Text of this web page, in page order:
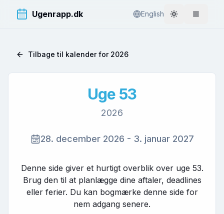
Ugenrapp.dk English Toggle theme
Åbn
Tilbage til kalender for 2026
Uge 53
2026
28. december 2026 - 3. januar 2027
Denne side giver et hurtigt overblik over uge 53.
Brug den til at planlægge dine aftaler, deadlines
eller ferier. Du kan bogmærke denne side for
nem adgang senere.